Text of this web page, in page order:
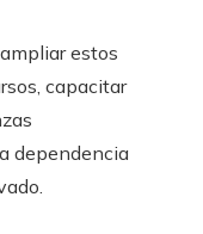
ampliar estos
capacitar
dependencia